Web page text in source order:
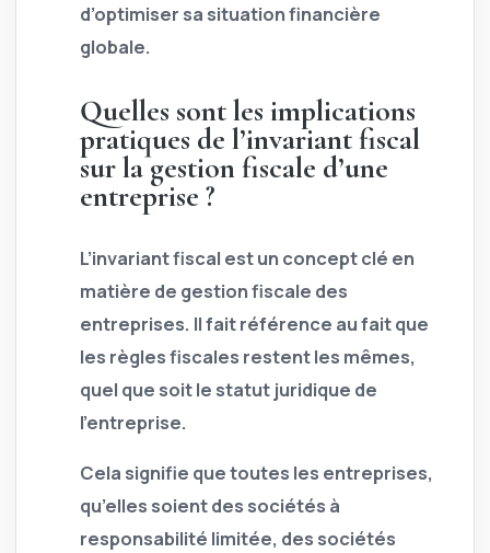
d’optimiser sa situation financière
globale.
Quelles sont les implications
pratiques de l’invariant fiscal
sur la gestion fiscale d’une
entreprise ?
L’invariant fiscal est un concept clé en
matière de gestion fiscale des
entreprises. Il fait référence au fait que
les règles fiscales restent les mêmes,
quel que soit le statut juridique de
l’entreprise.
Cela signifie que toutes les entreprises,
qu’elles soient des sociétés à
responsabilité limitée, des sociétés